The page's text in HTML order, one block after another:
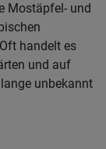
Mostäpfel- und
handelt es
und auf
unbekannt